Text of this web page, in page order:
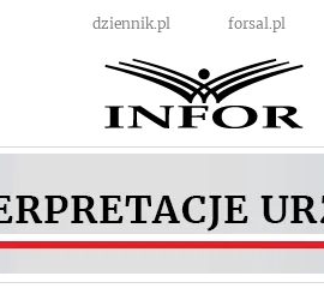
dziennik.pl forsal.pl